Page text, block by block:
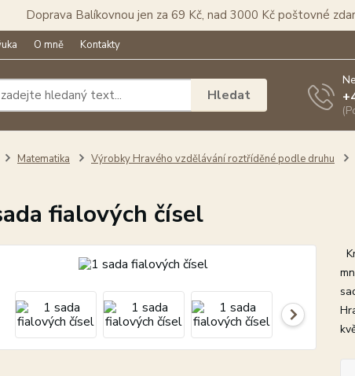
Doprava Balíkovnou jen za 69 Kč, nad 3000 Kč poštovné
O mně Kontakty
Hledat
Matematika Výrobky Hravého vzdělávání roztříděné podle druhu
fialových čísel